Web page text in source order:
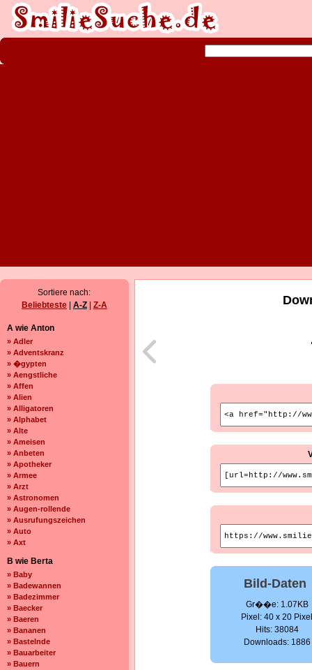
Sortiere nach:
Beliebteste
A-Z Z-A
A wie Anton
» Adler
» Adventskranz
» �gypten
» Aengstliche
» Affen
» Alien
» Alligatoren
» Alphabet
» Alte
» Ameisen
» Anbeten
» Apotheker
» Armee
» Arzt
» Astronomen
» Augen-rollende
» Ausrufungszeichen
» Auto
» Axt
B wie Berta
» Baby
» Badewannen
» Badezimmer
» Baecker
» Baeren
» Bananen
» Bastelnde
» Bauarbeiter
» Bauern
Bild-Daten
Gr��e: 1.07KB
Pixel: 40 x 20
Hits: 38084
Downloads: 1886